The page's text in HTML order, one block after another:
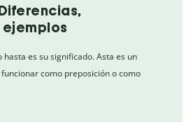
es su significado. Asta es un
como preposición o como